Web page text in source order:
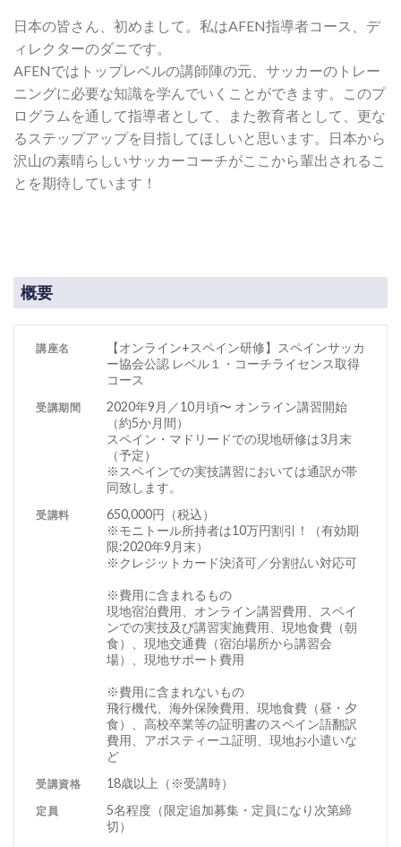
日本の皆さん、初めまして。私はAFEN指導者コース、デ
ィレクターのダニです。
AFENではトップレベルの講師陣の元、サッカーのトレー
ニングに必要な知識を学んでいくことができます。このプ
ログラムを通して指導者として、また教育者として、更な
るステップアップを目指してほしいと思います。日本から
沢山の素晴らしいサッカーコーチがここから輩出されるこ
とを期待しています！
概要
講座名
【オンライン+スペイン研修】スペインサッカ
ー協会公認 レベル１・コーチライセンス取得
コース
受講期間
2020年9月／10月頃〜 オンライン講習開始
（約5か月間）
スペイン・マドリードでの現地研修は3月末
（予定）
※スペインでの実技講習においては通訳が帯
同致します。
受講料
650,000円（税込）
※モニトール所持者は10万円割引！（有効期
限:2020年9月末）
※クレジットカード決済可／分割払い対応可
※費用に含まれるもの
現地宿泊費用、オンライン講習費用、スペイ
ンでの実技及び講習実施費用、現地食費（朝
食）、現地交通費（宿泊場所から講習会
場）、現地サポート費用
※費用に含まれないもの
飛行機代、海外保険費用、現地食費（昼・夕
食）、高校卒業等の証明書のスペイン語翻訳
費用、アポスティーユ証明、現地お小遣いな
ど
受講資格 18歳以上（※受講時）
定員
5名程度（限定追加募集・定員になり次第締
切）